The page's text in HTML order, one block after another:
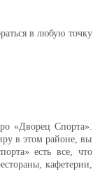
в любую точку
«Дворец Спорта».
в этом районе, вы
есть все, что
кафетерии,